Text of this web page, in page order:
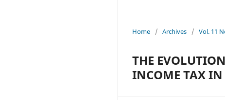
Home / Archives / Vol. 11
THE
INCOME TAX IN